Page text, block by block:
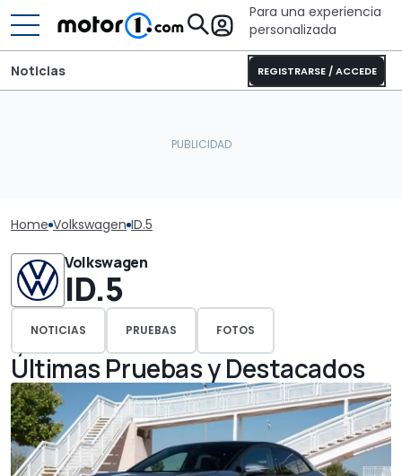
Para una experiencia
personalizada
REGISTRARSE / ACCEDE
Noticias
Home Volkswagen ID.5
Volkswagen
ID.5
NOTICIAS PRUEBAS FOTOS
Últimas Pruebas y Destacados